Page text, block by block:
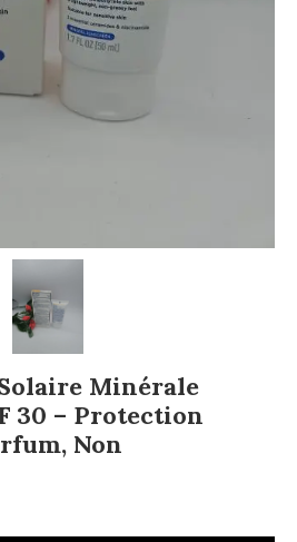
Minérale
30 – Protection
Non